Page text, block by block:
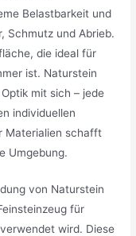
Belastbarkeit und
Schmutz und Abrieb.
die ideal für
ist. Naturstein
mit sich – jede
individuellen
Materialien schafft
Umgebung.
von Naturstein
für
wird. Diese